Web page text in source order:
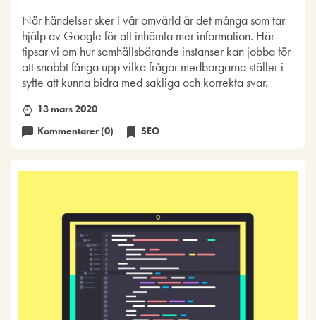
När händelser sker i vår omvärld är det många som tar
hjälp av Google för att inhämta mer information. Här
tipsar vi om hur samhällsbärande instanser kan jobba för
att snabbt fånga upp vilka frågor medborgarna ställer i
syfte att kunna bidra med sakliga och korrekta svar.
13 mars 2020
Kommentarer (0)
SEO